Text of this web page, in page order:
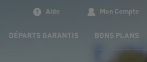
Aide Mon Compte
DÉPARTS GARANTIS BONS PLANS